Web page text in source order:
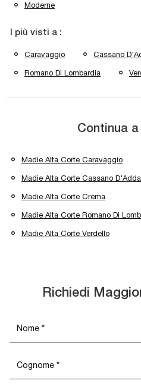
Moderne
I più visti a :
Caravaggio Cassano
Romano Di Lombardia
Continua
Madie Alta Corte Caravaggio
Madie Alta Corte Cassano D'Adda
Madie Alta Corte Crema
Madie Alta Corte Romano Di
Madie Alta Corte Verdello
Richiedi